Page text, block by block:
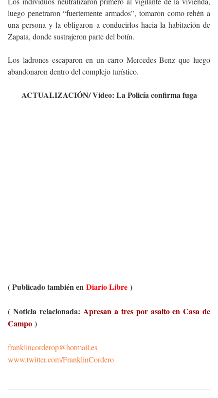
luego penetraron “fuertemente armados”, tomaron como rehén a
una persona y la obligaron a conducirlos hacia la habitación de
Zapata, donde sustrajeron parte del botín.
Los ladrones escaparon en un carro Mercedes Benz que luego
abandonaron dentro del complejo turístico.
ACTUALIZACIÓN/ Video: La Policía confirma fuga
( Publicado también en Diario Libre )
( Noticia relacionada:Apresan a tres por asalto en Casa de
Campo )
franklincorderop@hotmail.es
www.twitter.com/FranklinCordero